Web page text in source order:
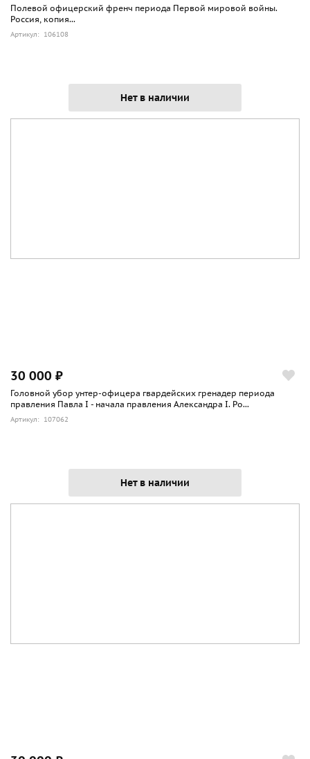
Полевой офицерский френч периода Первой мировой войны.
Россия, копия...
Артикул: 106108
Нет в наличии
30 000 ₽
Головной убор унтер-офицера гвардейских гренадер периода
правления Павла I - начала правления Александра I. Ро...
Артикул: 107062
Нет в наличии